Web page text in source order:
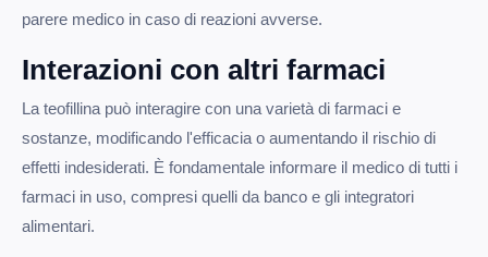
parere medico in caso di reazioni avverse.
Interazioni con altri farmaci
La teofillina può interagire con una varietà di farmaci e
sostanze, modificando l'efficacia o aumentando il rischio di
effetti indesiderati. È fondamentale informare il medico di tutti i
farmaci in uso, compresi quelli da banco e gli integratori
alimentari.